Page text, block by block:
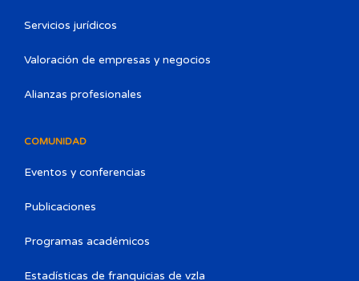
Servicios jurídicos
Valoración de empresas y negocios
Alianzas profesionales
COMUNIDAD
Eventos y conferencias
Publicaciones
Programas académicos
Estadísticas de franquicias de vzla